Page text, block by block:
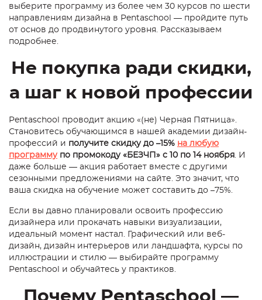
выберите программу из более чем 30 курсов по шести
направлениям дизайна в Pentaschool — пройдите путь
от основ до продвинутого уровня. Рассказываем
подробнее.
Не покупка ради скидки,
а шаг к новой профессии
Pentaschool проводит акцию «(не) Черная Пятница».
Становитесь обучающимся в нашей академии дизайн-
профессий и получите скидку до –15% на любую
программупо промокоду «БЕЗЧП» с 10 по 14 ноября. И
даже больше — акция работает вместе с другими
сезонными предложениями на сайте. Это значит, что
ваша скидка на обучение может составить до –75%.
Если вы давно планировали освоить профессию
дизайнера или прокачать навыки визуализации,
идеальный момент настал. Графический или веб-
дизайн, дизайн интерьеров или ландшафта, курсы по
иллюстрации и стилю — выбирайте программу
Pentaschool и обучайтесь у практиков.